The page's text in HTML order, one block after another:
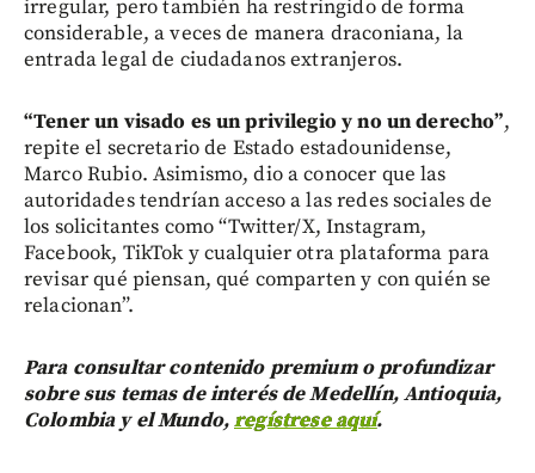
irregular, pero también ha restringido de forma
considerable, a veces de manera draconiana, la
entrada legal de ciudadanos extranjeros.
“Tener un visado es un privilegio y no un derecho”,
repite el secretario de Estado estadounidense,
Marco Rubio. Asimismo, dio a conocer que las
autoridades tendrían acceso a las redes sociales de
los solicitantes como “Twitter/X, Instagram,
Facebook, TikTok y cualquier otra plataforma para
revisar qué piensan, qué comparten y con quién se
relacionan”.
Para consultar contenido premium o profundizar
sobre sus temas de interés de Medellín, Antioquia,
Colombia y el Mundo,regístrese aquí.